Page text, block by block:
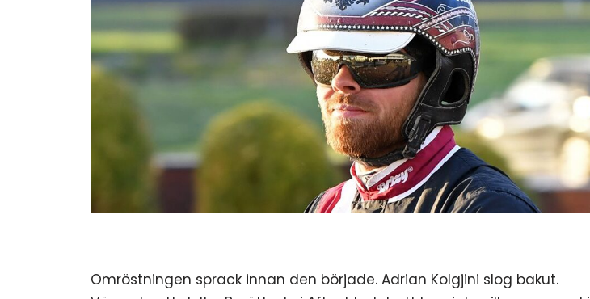
Omröstningen sprack innan den började. Adrian Kolgjini slog bakut.